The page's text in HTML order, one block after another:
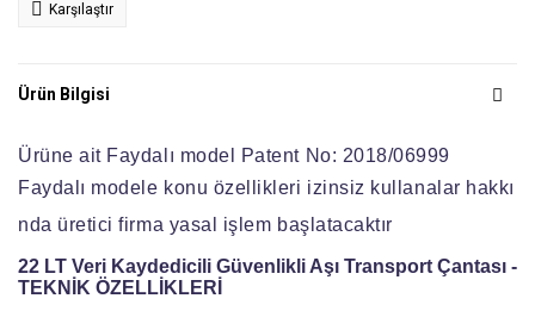
Karşılaştır
Ürün Bilgisi
Ürüne ait Faydalı model Patent No: 2018/06999
Faydalı modele konu özellikleri izinsiz kullanalar hakkı
nda üretici firma yasal işlem başlatacaktır
22 LT Veri Kaydedicili Güvenlikli Aşı Transport Çantası -
TEKNİK ÖZELLİKLERİ